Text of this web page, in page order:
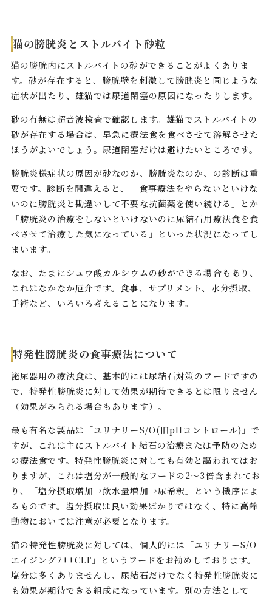
猫の膀胱炎とストルバイト砂粒
猫の膀胱内にストルバイトの砂ができることがよくありま
す。砂が存在すると、膀胱壁を刺激して膀胱炎と同じような
症状が出たり、雄猫では尿道閉塞の原因になったりします。
砂の有無は超音波検査で確認します。雄猫でストルバイトの
砂が存在する場合は、早急に療法食を食べさせて溶解させた
ほうがよいでしょう。尿道閉塞だけは避けたいところです。
膀胱炎様症状の原因が砂なのか、膀胱炎なのか、の診断は重
要です。診断を間違えると、「食事療法をやらないといけな
いのに膀胱炎と勘違いして不要な抗菌薬を使い続ける」とか
「膀胱炎の治療をしないといけないのに尿結石用療法食を食
べさせて治療した気になっている」といった状況になってし
まいます。
なお、たまにシュウ酸カルシウムの砂ができる場合もあり、
これはなかなか厄介です。食事、サプリメント、水分摂取、
手術など、いろいろ考えることになります。
特発性膀胱炎の食事療法について
泌尿器用の療法食は、基本的には尿結石対策のフードですの
で、特発性膀胱炎に対して効果が期待できるとは限りません
（効果がみられる場合もあります）。
最も有名な製品は「ユリナリーS/O(旧pHコントロール)」で
すが、これは主にストルバイト結石の治療または予防のため
の療法食です。特発性膀胱炎に対しても有効と謳われてはお
りますが、これは塩分が一般的なフードの2～3倍含まれてお
り、「塩分摂取増加→飲水量増加→尿希釈」という機序によ
るものです。塩分摂取は良い効果ばかりではなく、特に高齢
動物においては注意が必要となります。
猫の特発性膀胱炎に対しては、個人的には「ユリナリーS/O
エイジング7++CLT」というフードをお勧めしております。
塩分は多くありませんし、尿結石だけでなく特発性膀胱炎に
も効果が期待できる組成になっています。別の方法として